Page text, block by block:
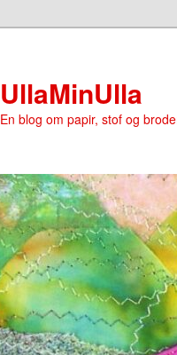
UllaMinUlla
En blog om papir, stof og